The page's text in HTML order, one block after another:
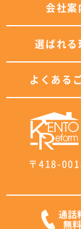
会社案
選ばれる
よくある
〒418-